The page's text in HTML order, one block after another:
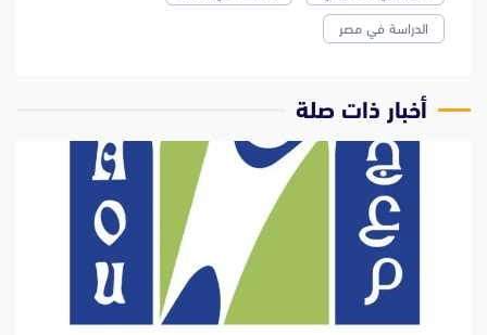
الدراسة في مصر
‫أخبار ذات صلة